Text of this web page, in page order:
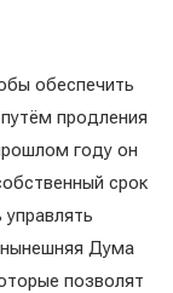
обеспечить
продления
году он
срок
Дума
позволят